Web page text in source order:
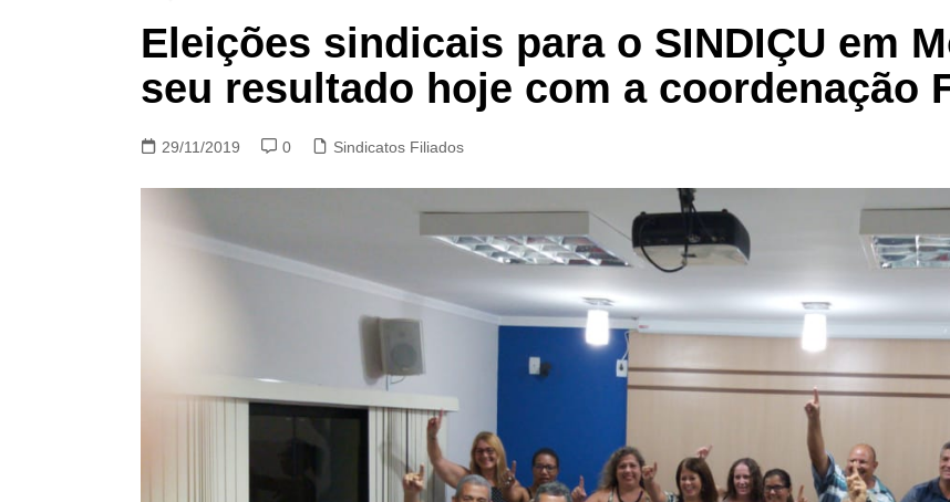
Diretoria
Eleições sindicais para o SINDIÇU em
seu resultado hoje com a coordenação
29/11/2019 0 Sindicatos Filiados